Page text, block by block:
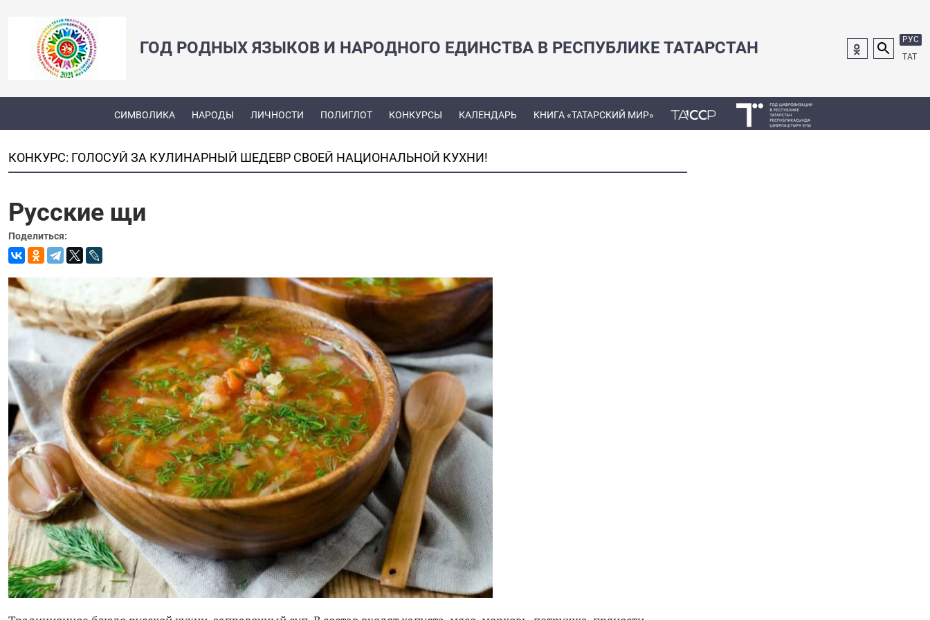
ГОД РОДНЫХ ЯЗЫКОВ И НАРОДНОГО ЕДИНСТВА В РЕСПУБЛИКЕ ТАТАРСТАН
РУС
ТАТ
СИМВОЛИКА НАРОДЫ ЛИЧНОСТИ ПОЛИГЛОТ КОНКУРСЫ КАЛЕНДАРЬ КНИГА «ТАТАРСКИЙ МИР»
КОНКУРС: ГОЛОСУЙ ЗА КУЛИНАРНЫЙ ШЕДЕВР СВОЕЙ НАЦИОНАЛЬНОЙ КУХНИ!
Русские щи
Поделиться: